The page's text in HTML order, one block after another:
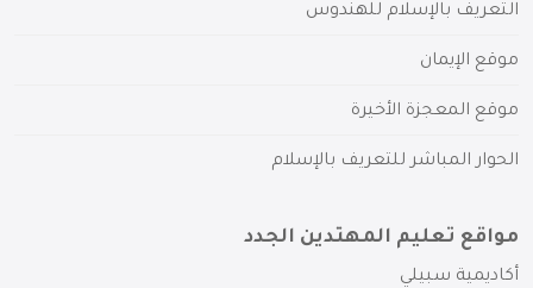
التعريف بالإسلام للهندوس
موقع الإيمان
موقع المعجزة الأخيرة
الحوار المباشر للتعريف بالإسلام
مواقع تعليم المهتدين الجدد
أكاديمية سبيلي